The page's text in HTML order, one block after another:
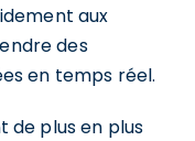
aux
des
en temps réel.
de plus en plus